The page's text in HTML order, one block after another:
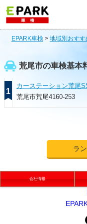
EPARK車検 > 地域別おす
荒尾市の車検基本
1
カーステーション荒尾
荒尾市荒尾4160-253
ラ
会社情報